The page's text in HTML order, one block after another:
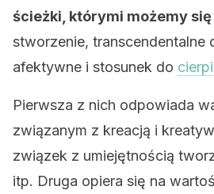
ścieżki, którymi możemy się
stworzenie, transcendentalne
afektywne i stosunek do
Pierwsza z nich odpowiada
związanym z kreacją i
związek z umiejętnością
itp. Druga opiera się na